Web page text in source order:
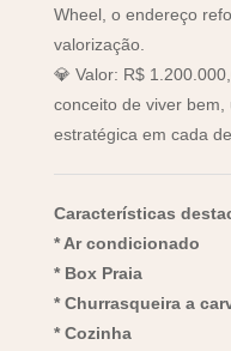
Wheel, o endereço
valorização.
💎 Valor: R$
conceito de viver
estratégica em cada
Características
* Ar condicionado
* Box Praia
* Churrasqueira a
* Cozinha